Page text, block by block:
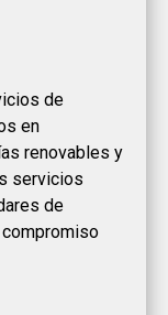
de
en
renovables y
servicios
de